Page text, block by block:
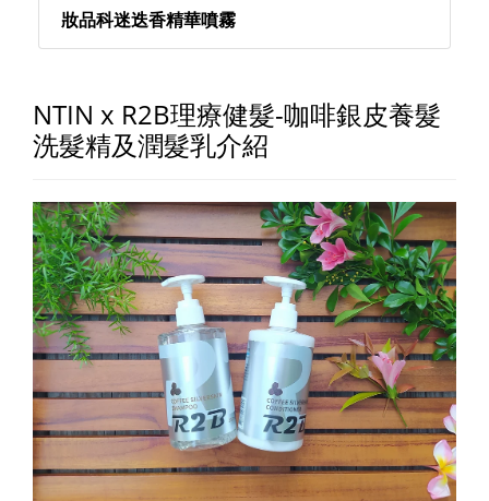
妝品科迷迭香精華噴霧
NTIN x R2B理療健髮-咖啡銀皮養髮
洗髮精及潤髮乳介紹